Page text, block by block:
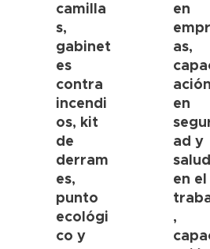
camilla
s,
gabinet
es
contra
incendi
os, kit
de
derram
es,
punto
ecológi
co y
en
as,
ación
en
ad y
salud
en el
,